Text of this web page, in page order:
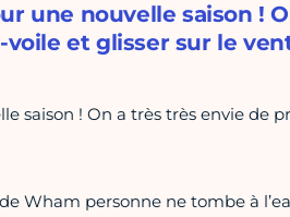
une nouvelle saison !
et glisser sur le
saison ! On a très très envie de
Wham personne ne tombe à